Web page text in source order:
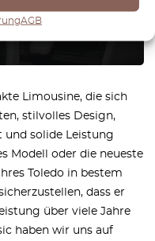
AGB
das?
Limousine, die sich
stilvolles Design,
solide Leistung
Modell oder die neueste
Toledo in bestem
dass er
über viele Jahre
haben wir uns auf